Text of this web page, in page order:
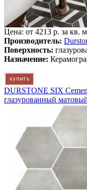
Цена: от 4213 р. за кв.
Производитель:
Поверхность:
Назначение:
DURSTONE SIX
глазурованный